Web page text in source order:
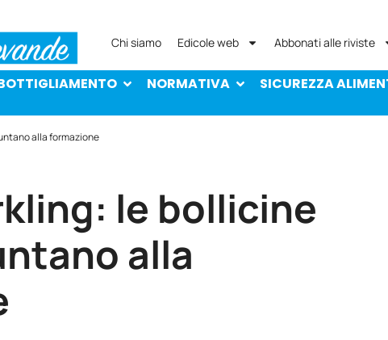
Chi siamo Edicole web Abbonati alle riviste
NORMATIVA SICUREZZA
alla formazione
le bollicine
alla